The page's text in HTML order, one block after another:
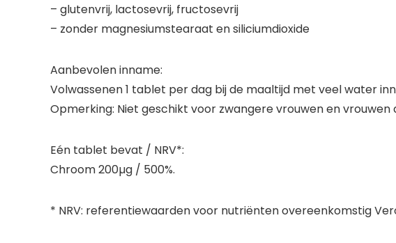
– glutenvrij, lactosevrij, fructosevrij
– zonder magnesiumstearaat en siliciumdioxide
Aanbevolen inname:
Volwassenen 1 tablet per dag bij de maaltijd met veel water
Opmerking: Niet geschikt voor zwangere vrouwen en vrouwen
Eén tablet bevat / NRV*:
Chroom 200µg / 500%.
* NRV: referentiewaarden voor nutriënten overeenkomstig